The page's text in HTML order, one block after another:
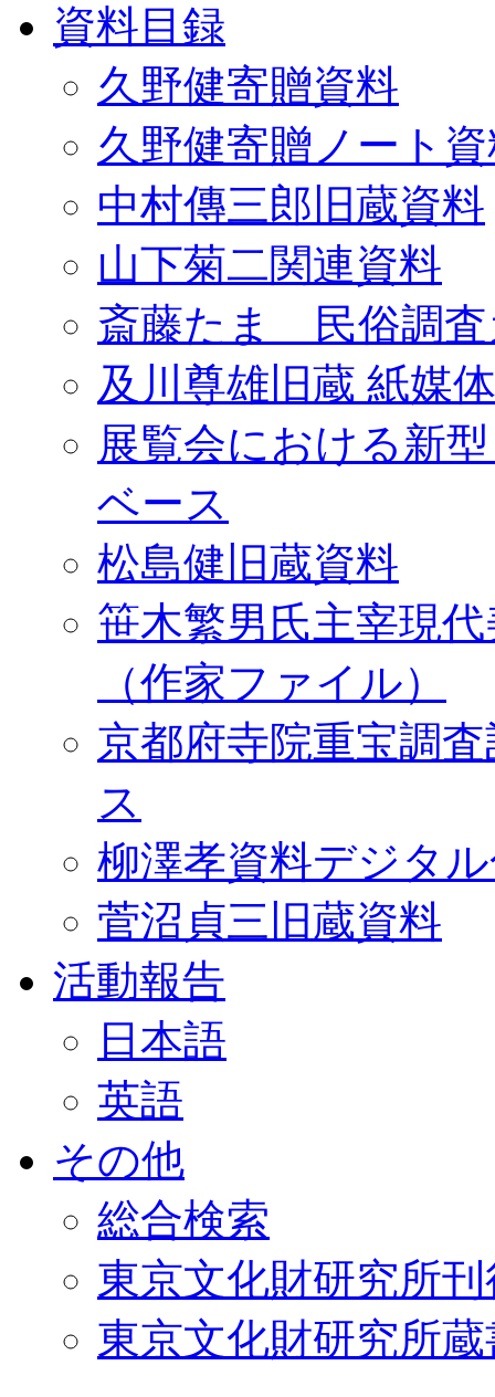
資料目録
久野健寄贈資料
久野健寄贈ノート
中村傳三郎旧蔵資料
山下菊二関連資料
斎藤たま 民俗調査
及川尊雄旧蔵 紙媒
展覧会における新
ベース
松島健旧蔵資料
笹木繁男氏主宰現
（作家ファイル）
京都府寺院重宝調
ス
柳澤孝資料デジタ
菅沼貞三旧蔵資料
活動報告
日本語
英語
その他
総合検索
東京文化財研究所
東京文化財研究所